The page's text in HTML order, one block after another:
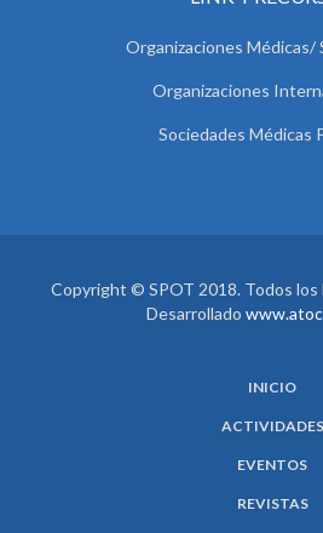
Organizaciones Médicas/
Organizaciones
Sociedades Médicas
Copyright © SPOT 2018. Todos los
Desarrollado
INICIO
ACTIVIDADES
EVENTOS
REVISTAS